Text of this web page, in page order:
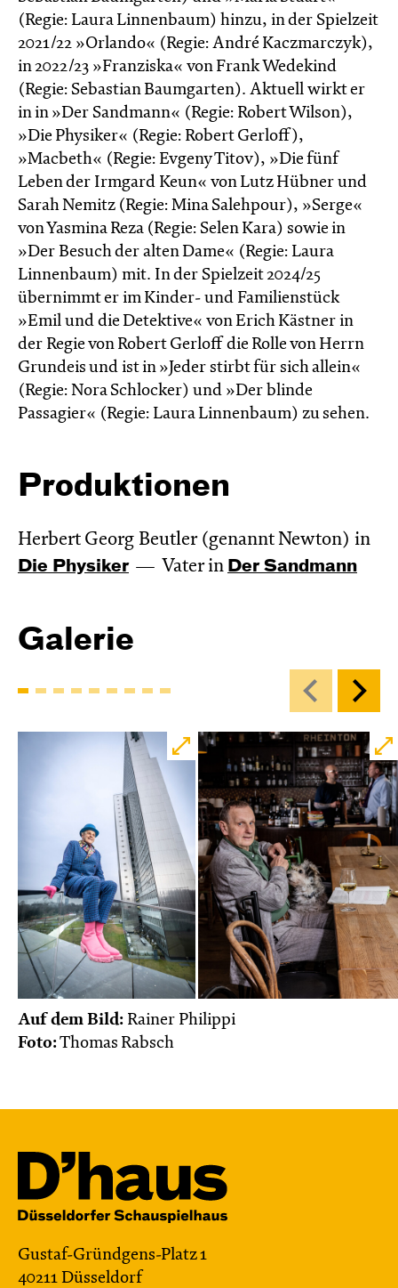
(Regie: Laura Linnenbaum) hinzu, in der Spielzeit
2021/22 »Orlando« (Regie: André Kaczmarczyk),
in 2022/23 »Franziska« von Frank Wedekind
(Regie: Sebastian Baumgarten). Aktuell wirkt er
in in »Der Sandmann« (Regie: Robert Wilson),
»Die Physiker« (Regie: Robert Gerloff),
»Macbeth« (Regie: Evgeny Titov), »Die fünf
Leben der Irmgard Keun« von Lutz Hübner und
Sarah Nemitz (Regie: Mina Salehpour), »Serge«
von Yasmina Reza (Regie: Selen Kara) sowie in
»Der Besuch der alten Dame« (Regie: Laura
Linnenbaum) mit. In der Spielzeit 2024/25
übernimmt er im Kinder- und Familienstück
»Emil und die Detektive« von Erich Kästner in
der Regie von Robert Gerloff die Rolle von Herrn
Grundeis und ist in »Jeder stirbt für sich allein«
(Regie: Nora Schlocker) und »Der blinde
Passagier« (Regie: Laura Linnenbaum) zu sehen.
Produktionen
Herbert Georg Beutler (genannt Newton) in
Die Physiker Vater in Der Sandmann
Galerie
Auf dem Bild: Rainer Philippi
Foto:Thomas Rabsch
Gustaf-Gründgens-Platz 1
40211 Düsseldorf